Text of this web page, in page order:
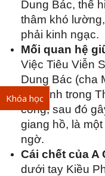
Dung Bác, thể
thâm khó
phải kinh ngạc.
Mối quan hệ
Việc Tiêu Viễn
Dung Bác (cha
ẩn mình trong
công, sau đó
giang hồ, là
ngờ.
Cái chết của A
dưới tay Kiều
Khóa học